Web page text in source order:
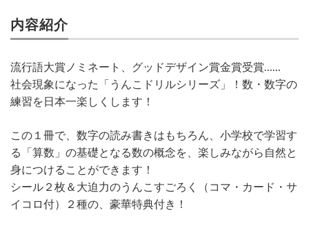
内容紹介
流行語大賞ノミネート、グッドデザイン賞金賞受賞……
社会現象になった「うんこドリルシリーズ」！数・数字の
練習を日本一楽しくします！
この１冊で、数字の読み書きはもちろん、小学校で学習す
る「算数」の基礎となる数の概念を、楽しみながら自然と
身につけることができます！
シール２枚＆大迫力のうんこすごろく（コマ・カード・サ
イコロ付）２種の、豪華特典付き！